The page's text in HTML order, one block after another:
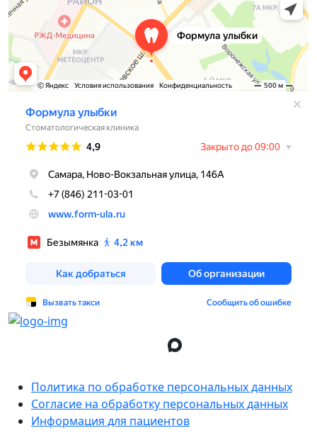
Политика по обработке персональных данных
Согласие на обработку персональных данных
Информация для пациентов